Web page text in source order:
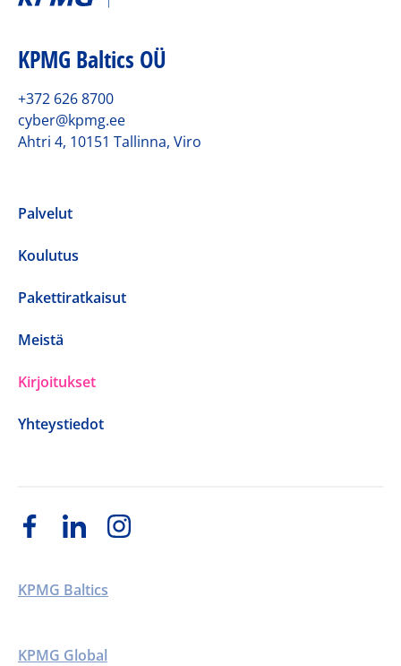
KPMG Baltics OÜ
+372 626 8700
cyber@kpmg.ee
Ahtri 4, 10151 Tallinna, Viro
Palvelut
Koulutus
Pakettiratkaisut
Meistä
Kirjoitukset
Yhteystiedot
KPMG Baltics
KPMG Global